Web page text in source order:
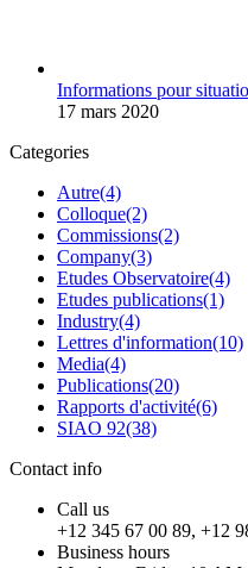
Informations pour
17 mars 2020
Categories
Autre(4)
Colloque(2)
Commissions(2)
Company(3)
Etudes Observatoire(4)
Etudes publications(1)
Industry(4)
Lettres d'information(10)
Media(4)
Publications(20)
Rapports d'activité(6)
SIAO 92(38)
Contact info
Call us
+12 345 67 00 89, +12
Business hours